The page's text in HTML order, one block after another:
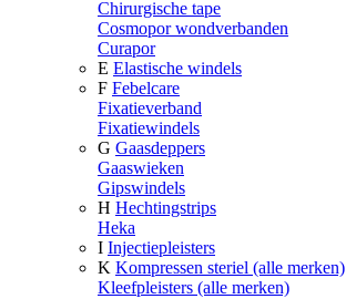
Chirurgische tape
Cosmopor wondverbanden
Curapor
E Elastische windels
F Febelcare
Fixatieverband
Fixatiewindels
G Gaasdeppers
Gaaswieken
Gipswindels
H Hechtingstrips
Heka
I Injectiepleisters
K Kompressen steriel (alle merken)
Kleefpleisters (alle merken)